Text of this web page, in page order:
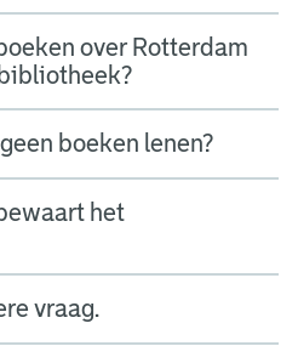
over Rotterdam
boeken lenen?
het
vraag.